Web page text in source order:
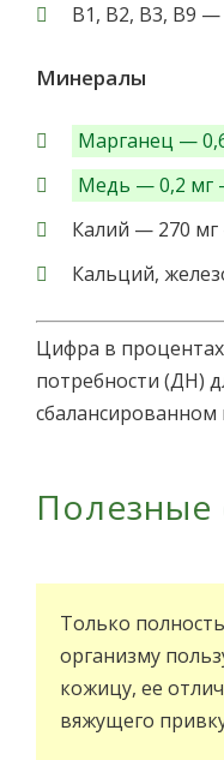
В1, В2, В3, В9 —
Минералы
Марганец —
Медь — 0,2 мг
Калий — 270 мг
Кальций,
Цифра в
потребности (ДН)
сбалансированном
Полезные
Только
организму
кожицу, ее
вяжущего